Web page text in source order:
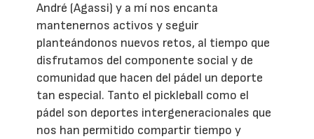
André (Agassi) y a mí nos encanta
mantenernos activos y seguir
planteándonos nuevos retos, al tiempo que
disfrutamos del componente social y de
comunidad que hacen del pádel un deporte
tan especial. Tanto el pickleball como el
pádel son deportes intergeneracionales que
nos han permitido compartir tiempo y